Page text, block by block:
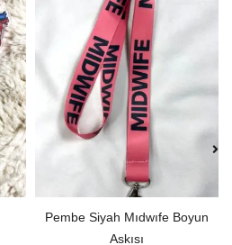
Pembe Siyah Mıdwıfe Boyun
Askısı